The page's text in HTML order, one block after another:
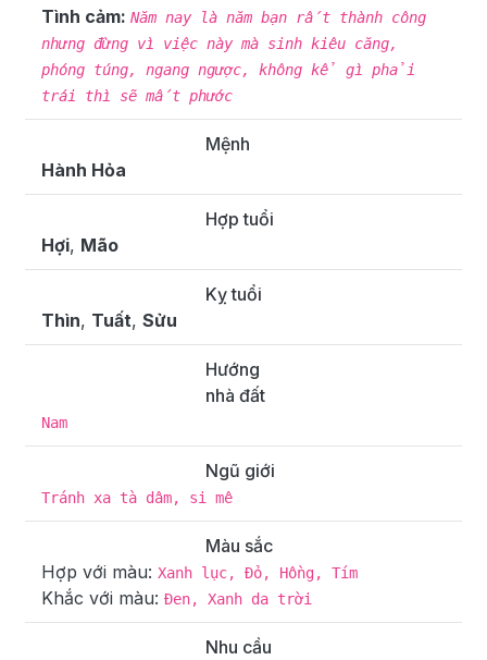
Tình cảm: Năm nay là năm bạn rất thành công
nhưng đừng vì việc này mà sinh kiêu căng,
phóng túng, ngang ngược, không kể gì phải
trái thì sẽ mất phước
Mệnh
Hành Hỏa
Hợp tuổi
Hợi, Mão
Kỵ tuổi
Thìn, Tuất, Sửu
Hướng
nhà đất
Nam
Ngũ giới
Tránh xa tà dâm, si mê
Màu sắc
Hợp với màu: Xanh lục, Đỏ, Hồng, Tím
Khắc với màu: Đen, Xanh da trời
Nhu cầu